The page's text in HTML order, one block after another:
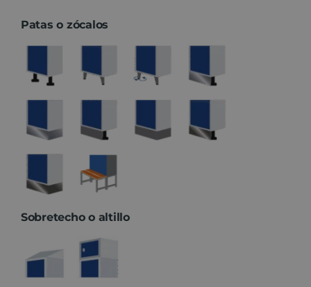
Patas o zócalos
Sobretecho o altillo